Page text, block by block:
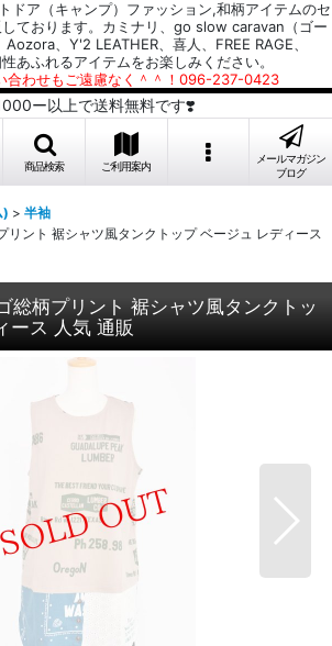
ドア（キャンプ）ファッション,和柄アイテムのセ
ております。カミナリ、go slow caravan（ゴー
、Y'2 LEATHER、喜人、FREE RAGE、
あふれるアイテムをお楽しみください。
合わせもご遠慮なく＾＾！096-237-0423
ー以上で送料無料です❣️
商品検索 ご利用案内
メールマガジン
ブログ
) > 半袖
リント 裾シャツ風タンクトップ ベージュ レディース
総柄プリント 裾シャツ風タンクトッ
ース 人気 通販